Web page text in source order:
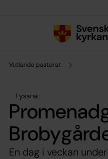
Vetlanda pastorat
Lyssna
En dag i veckan